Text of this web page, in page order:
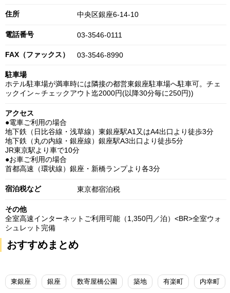
住所 中央区銀座6-14-10
電話番号 03-3546-0111
FAX（ファックス） 03-3546-8990
駐車場
ホテル駐車場が満車時には隣接の都営東銀座駐車場へ駐車可。チェ
ックイン～チェックアウト迄2000円(以降30分毎に250円))
アクセス
●電車ご利用の場合
地下鉄（日比谷線・浅草線）東銀座駅A1又はA4出口より徒歩3分
地下鉄（丸の内線・銀座線）銀座駅A3出口より徒歩5分
JR東京駅より車で10分
●お車ご利用の場合
首都高速（環状線）銀座・新橋ランプより各3分
宿泊税など 東京都宿泊税
その他
全室高速インターネットご利用可能（1,350円／泊）<BR>全室ウォ
シュレット完備
おすすめまとめ
東銀座 銀座 数寄屋橋公園 築地 有楽町 内幸町